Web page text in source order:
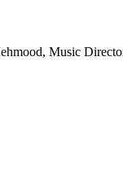
Music